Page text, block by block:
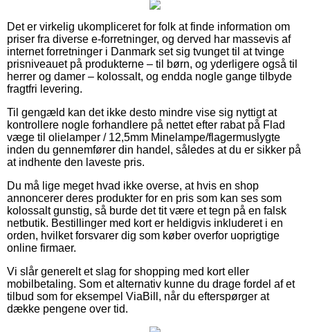
Det er virkelig ukompliceret for folk at finde information om
priser fra diverse e-forretninger, og derved har massevis af
internet forretninger i Danmark set sig tvunget til at tvinge
prisniveauet på produkterne – til børn, og yderligere også til
herrer og damer – kolossalt, og endda nogle gange tilbyde
fragtfri levering.
Til gengæld kan det ikke desto mindre vise sig nyttigt at
kontrollere nogle forhandlere på nettet efter rabat på Flad
væge til olielamper / 12,5mm Minelampe/flagermuslygte
inden du gennemfører din handel, således at du er sikker på
at indhente den laveste pris.
Du må lige meget hvad ikke overse, at hvis en shop
annoncerer deres produkter for en pris som kan ses som
kolossalt gunstig, så burde det tit være et tegn på en falsk
netbutik. Bestillinger med kort er heldigvis inkluderet i en
orden, hvilket forsvarer dig som køber overfor uoprigtige
online firmaer.
Vi slår generelt et slag for shopping med kort eller
mobilbetaling. Som et alternativ kunne du drage fordel af et
tilbud som for eksempel ViaBill, når du efterspørger at
dække pengene over tid.